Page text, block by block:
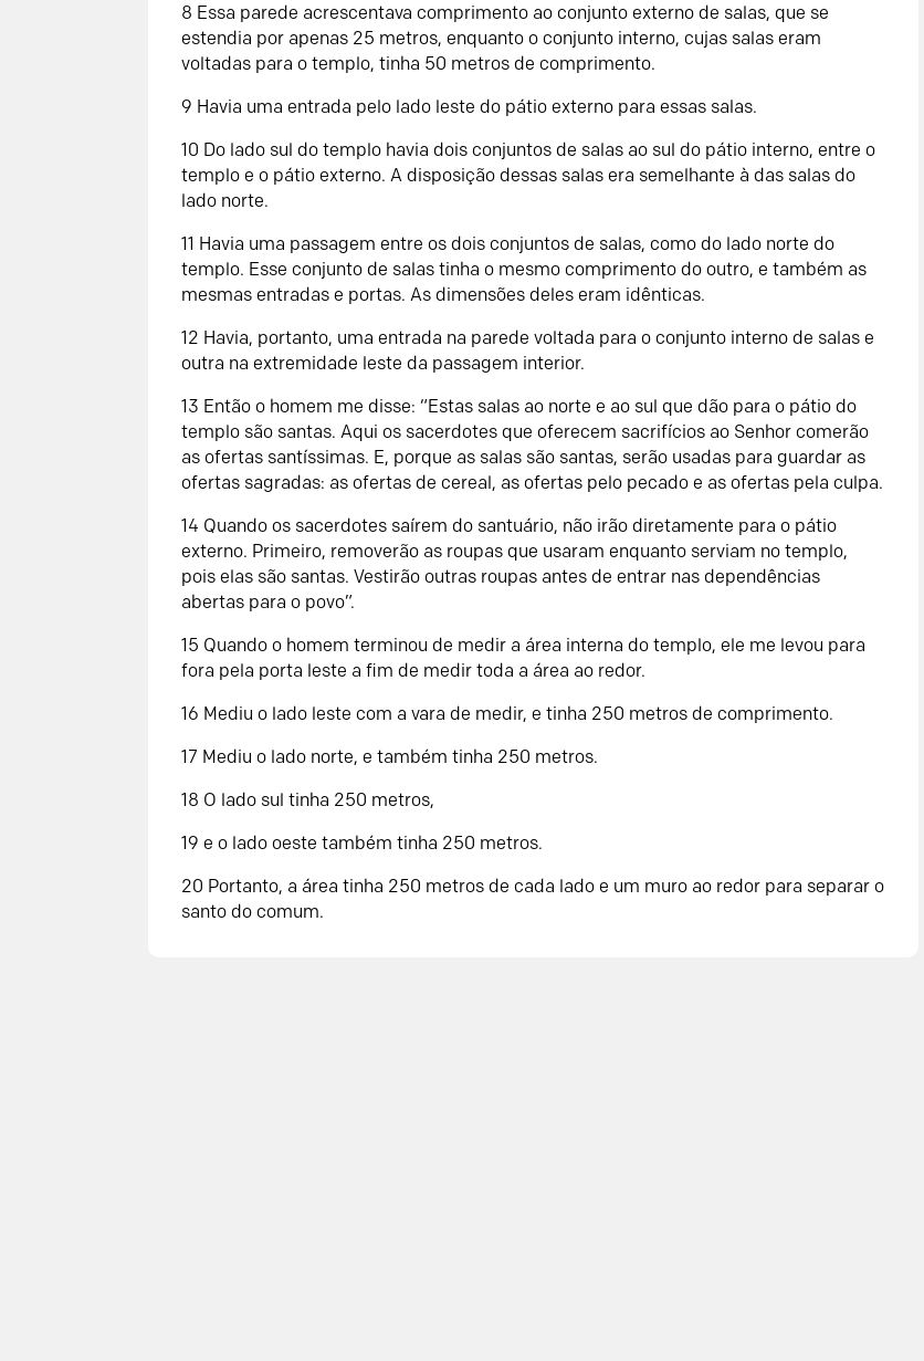
8 Essa parede acrescentava comprimento ao conjunto externo de salas, que se
estendia por apenas 25 metros, enquanto o conjunto interno, cujas salas eram
voltadas para o templo, tinha 50 metros de comprimento.
9 Havia uma entrada pelo lado leste do pátio externo para essas salas.
10 Do lado sul do templo havia dois conjuntos de salas ao sul do pátio interno, entre o
templo e o pátio externo. A disposição dessas salas era semelhante à das salas do
lado norte.
11 Havia uma passagem entre os dois conjuntos de salas, como do lado norte do
templo. Esse conjunto de salas tinha o mesmo comprimento do outro, e também as
mesmas entradas e portas. As dimensões deles eram idênticas.
12 Havia, portanto, uma entrada na parede voltada para o conjunto interno de salas e
outra na extremidade leste da passagem interior.
13 Então o homem me disse: “Estas salas ao norte e ao sul que dão para o pátio do
templo são santas. Aqui os sacerdotes que oferecem sacrifícios ao Senhor comerão
as ofertas santíssimas. E, porque as salas são santas, serão usadas para guardar as
ofertas sagradas: as ofertas de cereal, as ofertas pelo pecado e as ofertas pela culpa.
14 Quando os sacerdotes saírem do santuário, não irão diretamente para o pátio
externo. Primeiro, removerão as roupas que usaram enquanto serviam no templo,
pois elas são santas. Vestirão outras roupas antes de entrar nas dependências
abertas para o povo”.
15 Quando o homem terminou de medir a área interna do templo, ele me levou para
fora pela porta leste a fim de medir toda a área ao redor.
16 Mediu o lado leste com a vara de medir, e tinha 250 metros de comprimento.
17 Mediu o lado norte, e também tinha 250 metros.
18 O lado sul tinha 250 metros,
19 e o lado oeste também tinha 250 metros.
20 Portanto, a área tinha 250 metros de cada lado e um muro ao redor para separar o
santo do comum.